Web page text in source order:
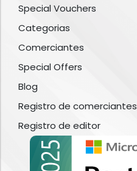
Special Vouchers
Categorias
Comerciantes
Special Offers
Blog
Registro de comerciantes
Registro de editor